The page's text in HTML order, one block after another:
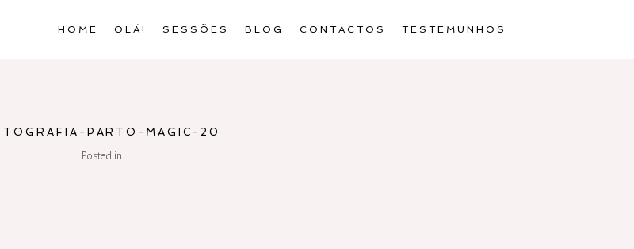
HOME OLÁ! SESSÕES BLOG CONTACTOS TESTEMUNHOS
PARTO-MAGIC-20
Posted in